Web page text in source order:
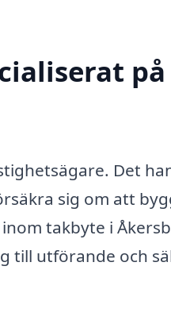
Det
sig om att
takbyte i
till utförande och